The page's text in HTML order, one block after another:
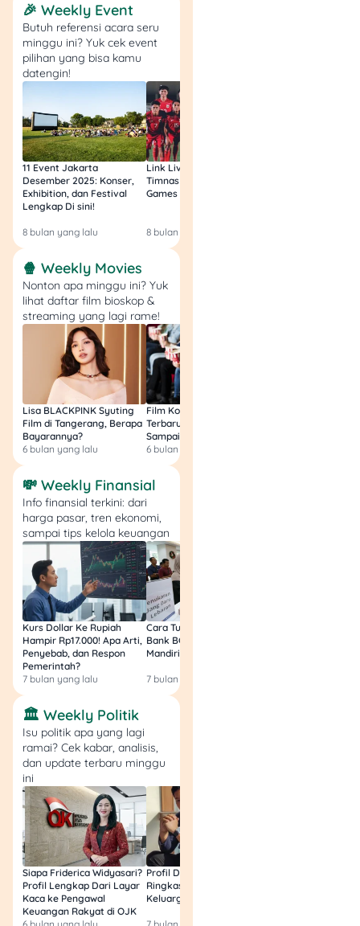
Alternatif: Mencairkan
BPJS Lewat Lapak Asik
Selain aplikasi JMO, kamu
juga bisa menggunakan
Lapak Asik (Layanan
Tanpa Kontak Fisik) lewat
website resmi BPJS
Ketenagakerjaan.
Berikut ini adalah cara
menggunakan
Lapak Asik
1. Akses Website Lapak
Asik
Buka browser dan kunjungi
lapakasik.bpjsketenagakerj
aan.go.id. Pastikan koneksi
internet stabil.youtube
2. Isi Data Diri
Masukkan NIK, nama
lengkap sesuai KTP, dan
nomor kepesertaan BPJS
Ketenagakerjaan dengan
teliti.
3. Upload Dokumen
Persyaratan
Upload semua dokumen
yang diperlukan dalam
format
JPG/JPEG/PNG/PDF
dengan ukuran maksimal 6
MB per file.
4. Tunggu Jadwal
Wawancara
BPJS akan mengirimkan
jadwal wawancara online
via email. Pastikan email
yang didaftarkan aktif.
5. Ikuti Video Call
🎉 Weekly Event
Butuh referensi acara seru
minggu ini? Yuk cek event
pilihan yang bisa kamu
datengin!
11 Event Jakarta
Desember 2025: Konser,
Exhibition, dan Festival
Lengkap Di sini!
8 bulan yang lalu
Link Live Streaming
Timnas vs Filipina SEA
Games Malam Ini, Gratis!
8 bulan yang lalu
🍿 Weekly Movies
Nonton apa minggu ini? Yuk
lihat daftar film bioskop &
streaming yang lagi rame!
Lisa BLACKPINK Syuting
Film di Tangerang, Berapa
Bayarannya?
6 bulan yang lalu
Film Komedi Indonesia
Terbaru 2026, Siap Ngakak
Sampai Sakit Perut!
6 bulan yang lalu
💸 Weekly Finansial
Info finansial terkini: dari
harga pasar, tren ekonomi,
sampai tips kelola keuangan
Kurs Dollar Ke Rupiah
Hampir Rp17.000! Apa Arti,
Penyebab, dan Respon
Pemerintah?
7 bulan yang lalu
Cara Tukar Uang Baru di
Bank BCA (Umum, BNI,
Mandiri, BRI, dan BSI) 2026!
7 bulan yang lalu
🏛️ Weekly Politik
Isu politik apa yang lagi
ramai? Cek kabar, analisis,
dan update terbaru minggu
ini
Siapa Friderica Widyasari?
Profil Lengkap Dari Layar
Kaca ke Pengawal
Keuangan Rakyat di OJK
Profil Darma Mangkuluhur:
Ringkas Latar Belakang
Keluarga dan Bisnisnya